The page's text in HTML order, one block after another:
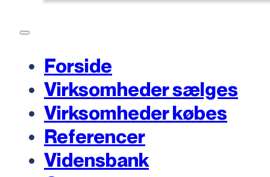
Forside
Virksomheder sælges
Virksomheder købes
Referencer
Vidensbank